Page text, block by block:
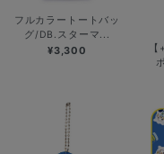
フルカラートートバッ
グ/DB.スターマ...
¥3,300